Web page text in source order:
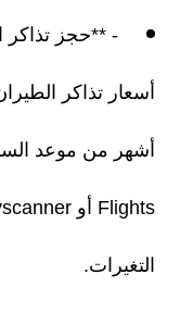
- **حجز تذاكر
أسعار تذاكر
التغيرات.